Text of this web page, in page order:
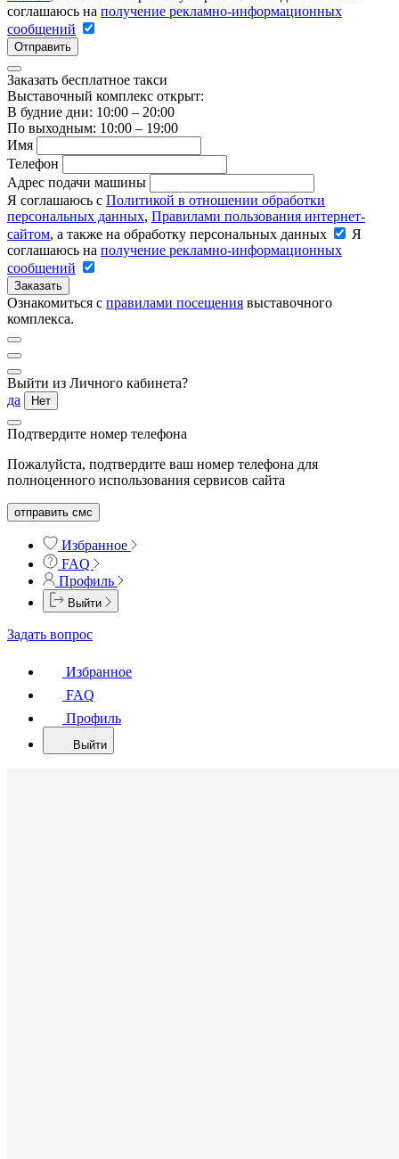
соглашаюсь на получение рекламно-информационных
сообщений
Отправить
Заказать бесплатное такси
Выставочный комплекс открыт:
В будние дни: 10:00 – 20:00
По выходным: 10:00 – 19:00
Имя
Телефон
Адрес подачи машины
Я соглашаюсь с Политикой в отношении обработки
персональных данных, Правилами пользования интернет-
сайтом, а также на обработку персональных данных
Я
соглашаюсь на получение рекламно-информационных
сообщений
Заказать
Ознакомиться с правилами посещения выставочного
комплекса.
Выйти из Личного кабинета?
да
Нет
Подтвердите номер телефона
Пожалуйста, подтвердите ваш номер телефона для
полноценного использования сервисов сайта
отправить смс
Избранное
FAQ
Профиль
Выйти
Задать вопрос
Избранное
FAQ
Профиль
Выйти